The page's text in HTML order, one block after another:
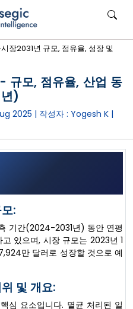
너지 및 전력 • 식품 및 음료
• 사례 연구
장2031년 규모, 점유율, 성장 및
규모, 점유율, 산업 동
)
2025 | 작성자 : Yogesh K|
:
기간(2024-2031년) 동안 연평
있으며, 시장 규모는 2023년 1
만 달러로 성장할 것으로 예
및 개요:
심 요소입니다. 멸균 처리된 일